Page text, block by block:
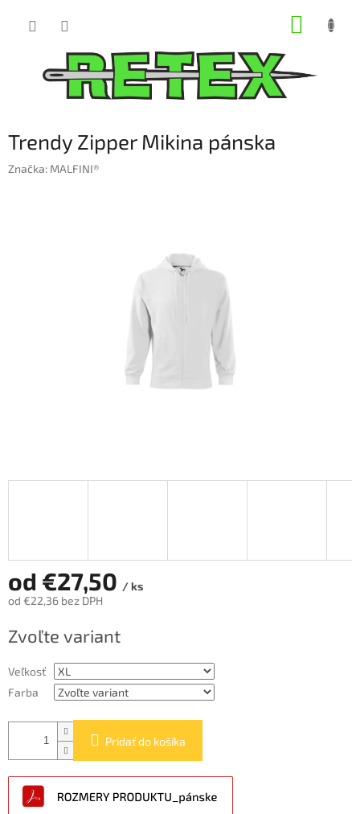
Trendy Zipper Mikina pánska
Značka: MALFINI®
od €27,50 / ks
od €22,36 bez DPH
cena:
Zvoľte variant
Veľkosť
Farba
Pridať do košíka